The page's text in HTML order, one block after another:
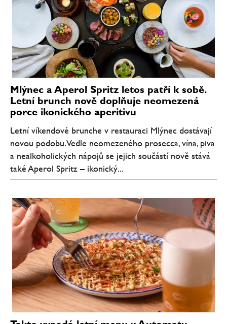
Mlýnec a Aperol Spritz letos patří k sobě.
Letní brunch nově doplňuje neomezená
porce ikonického aperitivu
Letní víkendové brunche v restauraci Mlýnec dostávají
novou podobu. Vedle neomezeného prosecca, vína, piva
a nealkoholických nápojů se jejich součástí nově stává
také Aperol Spritz – ikonický...